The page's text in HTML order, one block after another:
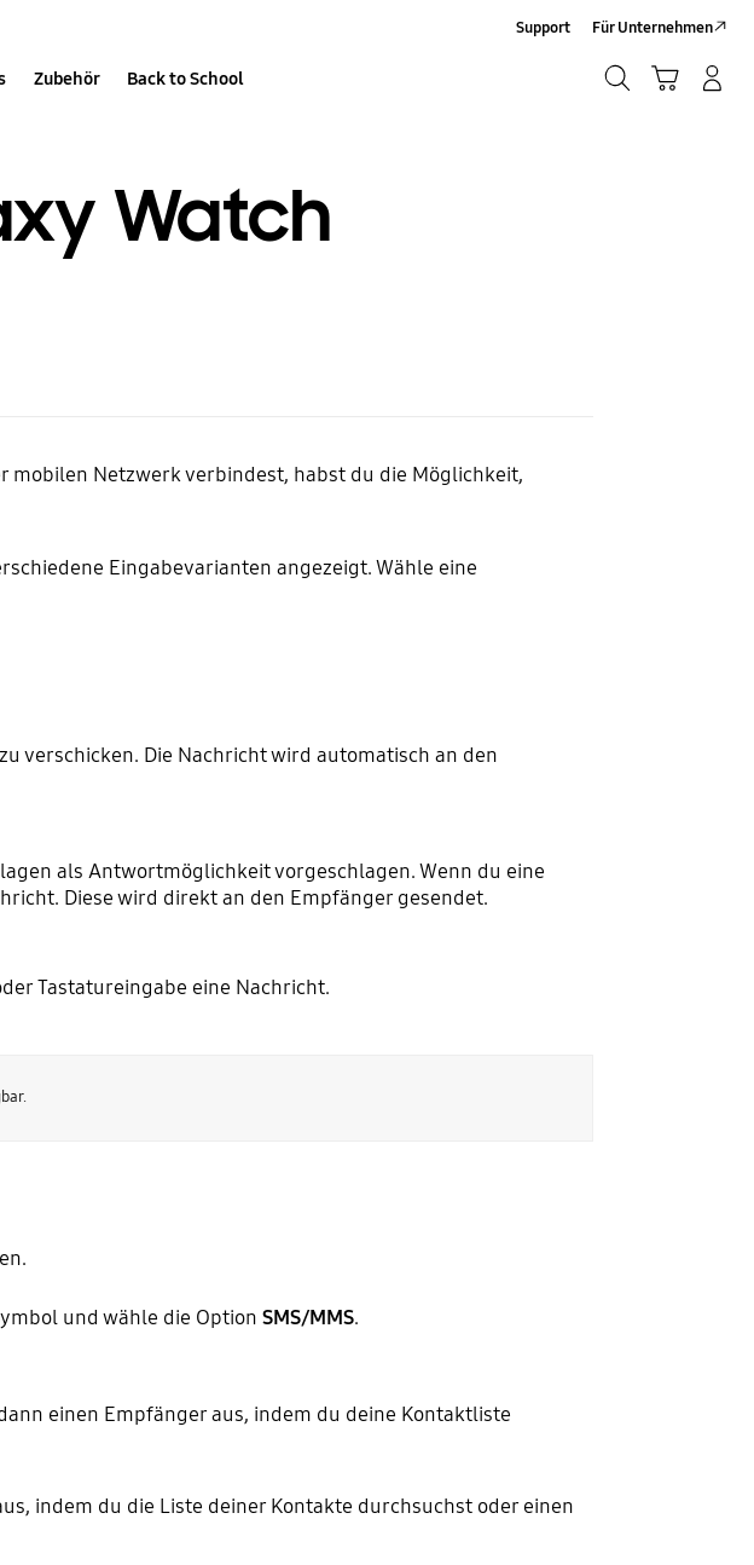
Zubehör Back to School
Support Für Unternehmen
Watch
mobilen Netzwerk verbindest, habst du die Möglichkeit,
Eingabevarianten angezeigt. Wähle eine
verschicken. Die Nachricht wird automatisch an den
als Antwortmöglichkeit vorgeschlagen. Wenn du eine
Diese wird direkt an den Empfänger gesendet.
Tastatureingabe eine Nachricht.
und wähle die Option SMS/MMS.
einen Empfänger aus, indem du deine Kontaktliste
indem du die Liste deiner Kontakte durchsuchst oder einen